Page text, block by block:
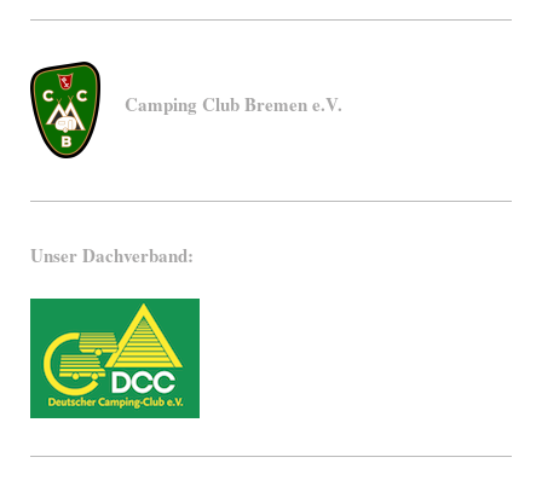
Camping Club Breme​n e.V.
Unser Dachverband: